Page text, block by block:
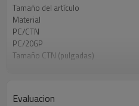
Tamaño del artículo
Material
PC/CTN
PC/20GP
Tamaño CTN (pulgadas)
Evaluacion